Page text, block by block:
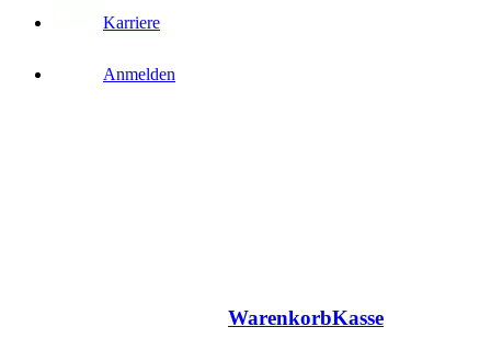
Karriere
Anmelden
WarenkorbKasse